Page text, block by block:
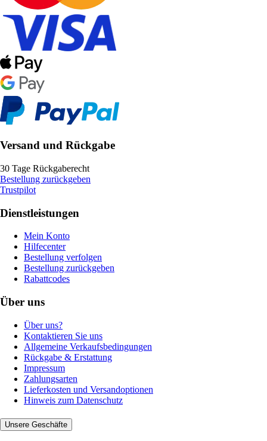
Versand und Rückgabe
30 Tage Rückgaberecht
Bestellung zurückgeben
Trustpilot
Dienstleistungen
Mein Konto
Hilfecenter
Bestellung verfolgen
Bestellung zurückgeben
Rabattcodes
Über uns
Über uns?
Kontaktieren Sie uns
Allgemeine Verkaufsbedingungen
Rückgabe & Erstattung
Impressum
Zahlungsarten
Lieferkosten und Versandoptionen
Hinweis zum Datenschutz
Unsere Geschäfte